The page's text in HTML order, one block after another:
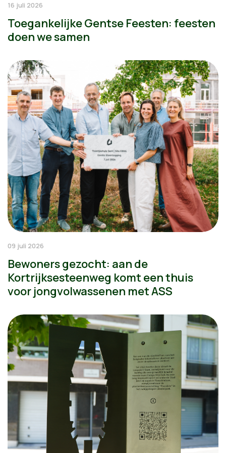
16 juli 2026
Toegankelijke Gentse Feesten: feesten
doen we samen
09 juli 2026
Bewoners gezocht: aan de
Kortrijksesteenweg komt een thuis
voor jongvolwassenen met ASS